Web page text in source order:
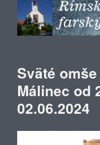
Sväté
Málinec od
02.06.2024